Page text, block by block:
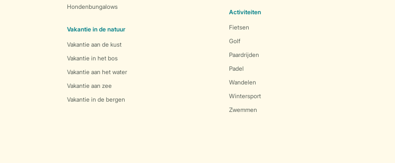
Hondenbungalows
Vakantie in de natuur
Vakantie aan de kust
Vakantie in het bos
Vakantie aan het water
Vakantie aan zee
Vakantie in de bergen
Activiteiten
Fietsen
Golf
Paardrijden
Padel
Wandelen
Wintersport
Zwemmen